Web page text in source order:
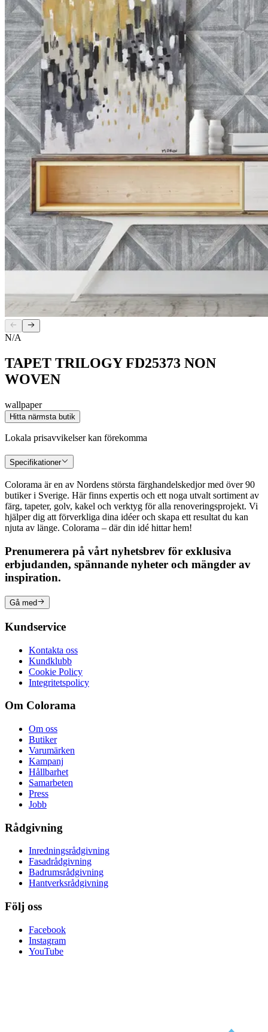
N/A
TAPET TRILOGY FD25373 NON
WOVEN
wallpaper
Hitta närmsta butik
Lokala prisavvikelser kan förekomma
Specifikationer
Colorama är en av Nordens största färghandelskedjor med över 90
butiker i Sverige. Här finns expertis och ett noga utvalt sortiment av
färg, tapeter, golv, kakel och verktyg för alla renoveringsprojekt. Vi
hjälper dig att förverkliga dina idéer och skapa ett resultat du kan
njuta av länge. Colorama – där din idé hittar hem!
Prenumerera på vårt nyhetsbrev för exklusiva
erbjudanden, spännande nyheter och mängder av
inspiration.
Gå med
Kundservice
Kontakta oss
Kundklubb
Cookie Policy
Integritetspolicy
Om Colorama
Om oss
Butiker
Varumärken
Kampanj
Hållbarhet
Samarbeten
Press
Jobb
Rådgivning
Inredningsrådgivning
Fasadrådgivning
Badrumsrådgivning
Hantverksrådgivning
Följ oss
Facebook
Instagram
YouTube